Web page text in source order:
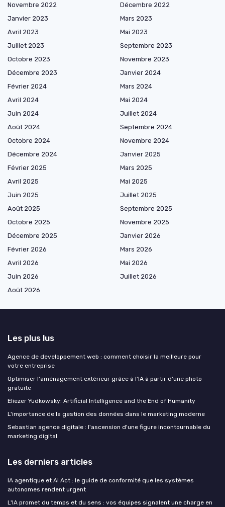
Novembre 2022
Décembre 2022
Janvier 2023
Mars 2023
Avril 2023
Mai 2023
Juillet 2023
Septembre 2023
Octobre 2023
Novembre 2023
Décembre 2023
Janvier 2024
Février 2024
Mars 2024
Avril 2024
Mai 2024
Juin 2024
Juillet 2024
Août 2024
Septembre 2024
Octobre 2024
Novembre 2024
Décembre 2024
Janvier 2025
Février 2025
Mars 2025
Avril 2025
Mai 2025
Juin 2025
Juillet 2025
Août 2025
Septembre 2025
Octobre 2025
Novembre 2025
Décembre 2025
Janvier 2026
Février 2026
Mars 2026
Avril 2026
Mai 2026
Juin 2026
Juillet 2026
Août 2026
Les plus lus
Agence de developpement web : comment choisir la meilleure pour
votre entreprise
Optimiser l'aménagement extérieur grâce à l'IA à partir d'une photo
gratuite
Eliezer Yudkowsky: Artificial Intelligence and the End of Humanity
L'importance de la gestion des données dans le marketing moderne
Sebastian agence digitale : l'ascension d'une figure incontournable du
marketing digital
Les derniers articles
IA agentique et AI Act : le guide de conformité que les systèmes
autonomes rendent urgent
L'IA promet du temps et du sens : vos équipes signalent une charge en